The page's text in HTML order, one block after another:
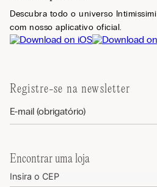
Descubra todo o universo Intimissimi
com nosso aplicativo oficial.
Registre-se na newsletter
Encontrar uma loja